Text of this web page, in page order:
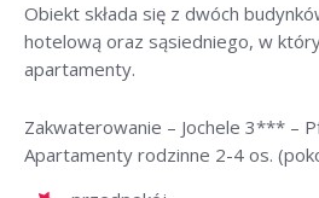
Obiekt składa się z dwóch
hotelową oraz sąsiedniego, w
apartamenty.
Zakwaterowanie – Jochele 3*** –
Apartamenty rodzinne 2-4 os.